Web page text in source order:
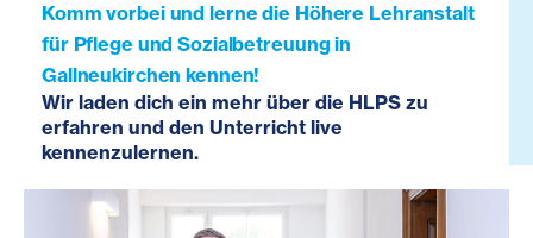
Komm vorbei und lerne die Höhere Lehranstalt
für Pflege und Sozialbetreuung in
Gallneukirchen kennen!
Wir laden dich ein mehr über die HLPS zu
erfahren und den Unterricht live
kennenzulernen.